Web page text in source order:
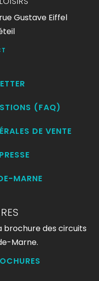
Gustave Eiffel
(FAQ)
DE VENTE
MARNE
brochure des circuits
Marne.